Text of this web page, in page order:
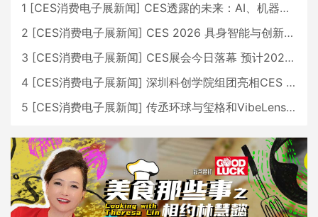
1 [CES消费电子展新闻] CES透露的未来：AI、机器人与智能生活大爆发
2 [CES消费电子展新闻] CES 2026 具身智能与创新领域 中国公司大放异彩
3 [CES消费电子展新闻] CES展会今日落幕 预计2026行业收入将超五千亿美元
4 [CES消费电子展新闻] 深圳科创学院组团亮相CES 广受好评
5 [CES消费电子展新闻] 传丞环球与玺格和VibeLens共同推出全新耳机